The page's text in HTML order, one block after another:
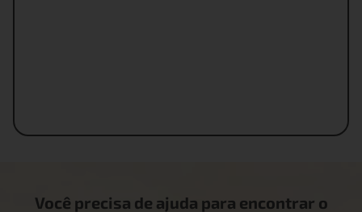
Você precisa de ajuda para encontrar o